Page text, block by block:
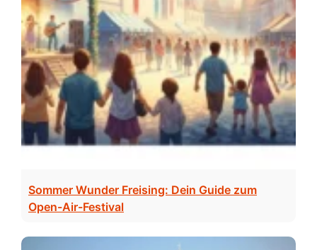
Sommer Wunder Freising: Dein Guide zum
Open-Air-Festival